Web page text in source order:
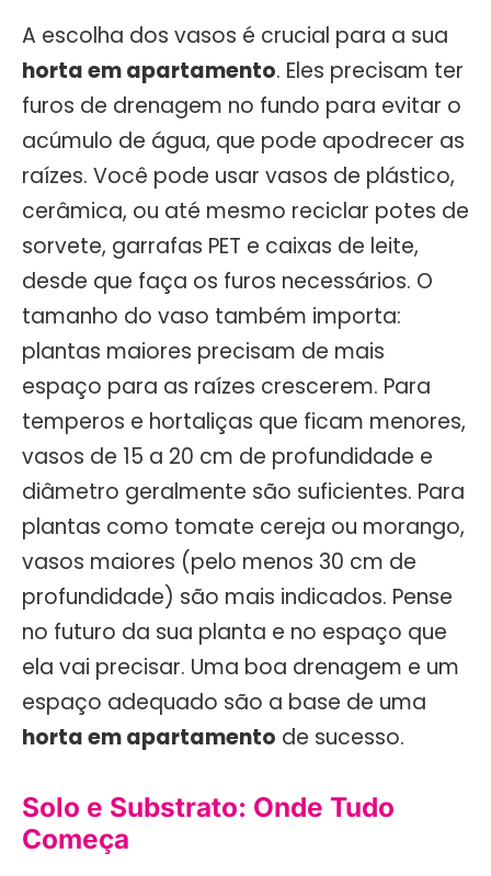
A escolha dos vasos é crucial para a sua
horta em apartamento. Eles precisam ter
furos de drenagem no fundo para evitar o
acúmulo de água, que pode apodrecer as
raízes. Você pode usar vasos de plástico,
cerâmica, ou até mesmo reciclar potes de
sorvete, garrafas PET e caixas de leite,
desde que faça os furos necessários. O
tamanho do vaso também importa:
plantas maiores precisam de mais
espaço para as raízes crescerem. Para
temperos e hortaliças que ficam menores,
vasos de 15 a 20 cm de profundidade e
diâmetro geralmente são suficientes. Para
plantas como tomate cereja ou morango,
vasos maiores (pelo menos 30 cm de
profundidade) são mais indicados. Pense
no futuro da sua planta e no espaço que
ela vai precisar. Uma boa drenagem e um
espaço adequado são a base de uma
horta em apartamento de sucesso.
Solo e Substrato: Onde Tudo
Começa